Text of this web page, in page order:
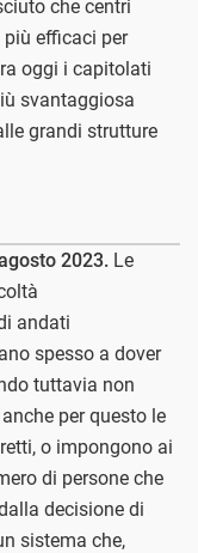
che centri
efficaci per
oggi i capitolati
svantaggiosa
grandi strutture
2023. Le
andati
spesso a dover
tuttavia non
per questo le
o impongono ai
di persone che
decisione di
sistema che,